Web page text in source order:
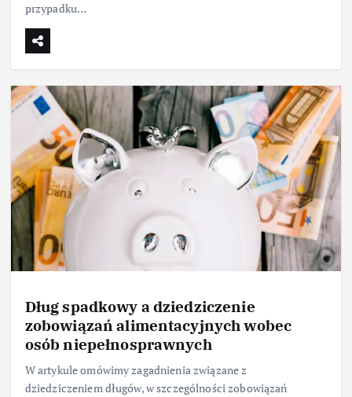
przypadku…
Dług spadkowy a dziedziczenie
zobowiązań alimentacyjnych wobec
osób niepełnosprawnych
W artykule omówimy zagadnienia związane z
dziedziczeniem długów, w szczególności zobowiązań